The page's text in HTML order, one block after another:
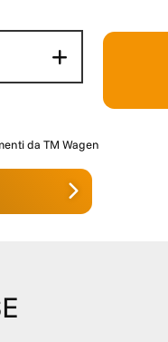
da TM Wagen